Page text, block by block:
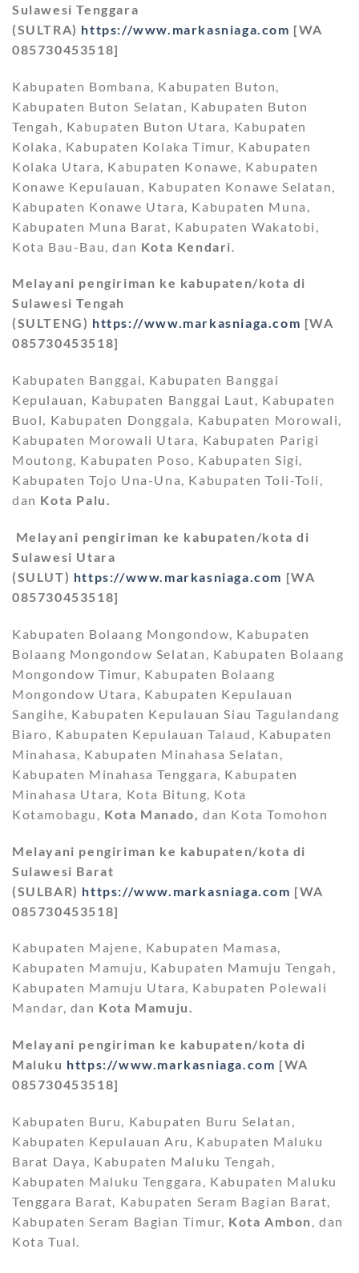
Sulawesi Tenggara
(SULTRA) https://www.markasniaga.com [WA
085730453518]
Kabupaten Bombana, Kabupaten Buton,
Kabupaten Buton Selatan, Kabupaten Buton
Tengah, Kabupaten Buton Utara, Kabupaten
Kolaka, Kabupaten Kolaka Timur, Kabupaten
Kolaka Utara, Kabupaten Konawe, Kabupaten
Konawe Kepulauan, Kabupaten Konawe Selatan,
Kabupaten Konawe Utara, Kabupaten Muna,
Kabupaten Muna Barat, Kabupaten Wakatobi,
Kota Bau-Bau, dan Kota Kendari
Melayani pengiriman ke kabupaten/kota di
Sulawesi Tengah
(SULTENG) https://www.markasniaga.com [WA
085730453518]
Kabupaten Banggai, Kabupaten Banggai
Kepulauan, Kabupaten Banggai Laut, Kabupaten
Buol, Kabupaten Donggala, Kabupaten Morowali,
Kabupaten Morowali Utara, Kabupaten Parigi
Moutong, Kabupaten Poso, Kabupaten Sigi,
Kabupaten Tojo Una-Una, Kabupaten Toli-Toli,
dan Kota Palu.
Melayani pengiriman ke kabupaten/kota di
Sulawesi Utara
(SULUT) https://www.markasniaga.com [WA
085730453518]
Kabupaten Bolaang Mongondow, Kabupaten
Bolaang Mongondow Selatan, Kabupaten Bolaang
Mongondow Timur, Kabupaten Bolaang
Mongondow Utara, Kabupaten Kepulauan
Sangihe, Kabupaten Kepulauan Siau Tagulandang
Biaro, Kabupaten Kepulauan Talaud, Kabupaten
Minahasa, Kabupaten Minahasa Selatan,
Kabupaten Minahasa Tenggara, Kabupaten
Minahasa Utara, Kota Bitung, Kota
Kotamobagu, Kota Manado, dan Kota Tomohon
Melayani pengiriman ke kabupaten/kota di
Sulawesi Barat
(SULBAR) https://www.markasniaga.com [WA
085730453518]
Kabupaten Majene, Kabupaten Mamasa,
Kabupaten Mamuju, Kabupaten Mamuju Tengah,
Kabupaten Mamuju Utara, Kabupaten Polewali
Mandar, dan Kota Mamuju.
Melayani pengiriman ke kabupaten/kota di
Maluku https://www.markasniaga.com [WA
085730453518]
Kabupaten Buru, Kabupaten Buru Selatan,
Kabupaten Kepulauan Aru, Kabupaten Maluku
Barat Daya, Kabupaten Maluku Tengah,
Kabupaten Maluku Tenggara, Kabupaten Maluku
Tenggara Barat, Kabupaten Seram Bagian Barat,
Kabupaten Seram Bagian Timur, Kota Ambon, dan
Kota Tual.